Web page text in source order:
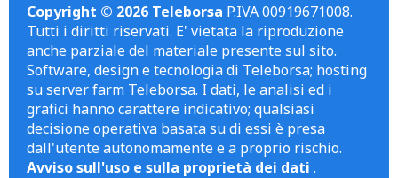
Copyright © 2026 Teleborsa P.IVA 00919671008.
Tutti i diritti riservati. E' vietata la riproduzione
anche parziale del materiale presente sul sito.
Software, design e tecnologia di Teleborsa; hosting
su server farm Teleborsa. I dati, le analisi ed i
grafici hanno carattere indicativo; qualsiasi
decisione operativa basata su di essi è presa
dall'utente autonomamente e a proprio rischio.
Avviso sull'uso e sulla proprietà dei dati .